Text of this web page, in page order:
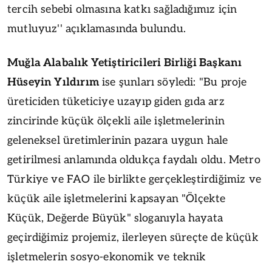
tercih sebebi olmasına katkı sağladığımız için
mutluyuz'' açıklamasında bulundu.
Muğla Alabalık Yetiştiricileri Birliği Başkanı
Hüseyin Yıldırımise şunları söyledi: "Bu proje
üreticiden tüketiciye uzayıp giden gıda arz
zincirinde küçük ölçekli aile işletmelerinin
geleneksel üretimlerinin pazara uygun hale
getirilmesi anlamında oldukça faydalı oldu. Metro
Türkiye ve FAO ile birlikte gerçekleştirdiğimiz ve
küçük aile işletmelerini kapsayan "Ölçekte
Küçük, Değerde Büyük" sloganıyla hayata
geçirdiğimiz projemiz, ilerleyen süreçte de küçük
işletmelerin sosyo-ekonomik ve teknik